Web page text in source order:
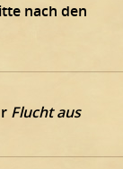
nach den
Flucht aus